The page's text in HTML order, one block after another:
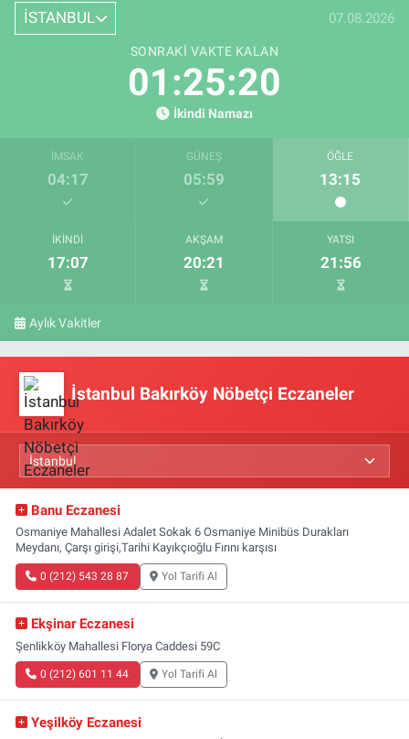
İSTANBUL 07.08.2026
SONRAKI VAKTE KALAN
01:25:19
İkindi Namazı
İMSAK
04:17
GÜNEŞ
05:59
ÖĞLE
13:15
İKINDI
17:07
AKŞAM
20:21
YATSI
21:56
Aylık Vakitler
İstanbul Bakırköy Nöbetçi Eczaneler
Banu Eczanesi
Osmaniye Mahallesi Adalet Sokak 6 Osmaniye Minibüs Durakları
Meydanı, Çarşı girişi,Tarihi Kayıkçıoğlu Fırını karşısı
0 (212) 543 28 87 Yol Tarifi Al
Ekşinar Eczanesi
Şenlikköy Mahallesi Florya Caddesi 59C
0 (212) 601 11 44 Yol Tarifi Al
Yeşilköy Eczanesi